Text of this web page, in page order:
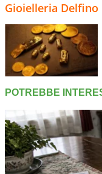
Gioielleria Delfino